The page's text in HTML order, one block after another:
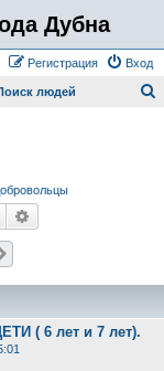
Дубна
Вход
Регистрация
людей
Поиск
( 6 лет и 7 лет).